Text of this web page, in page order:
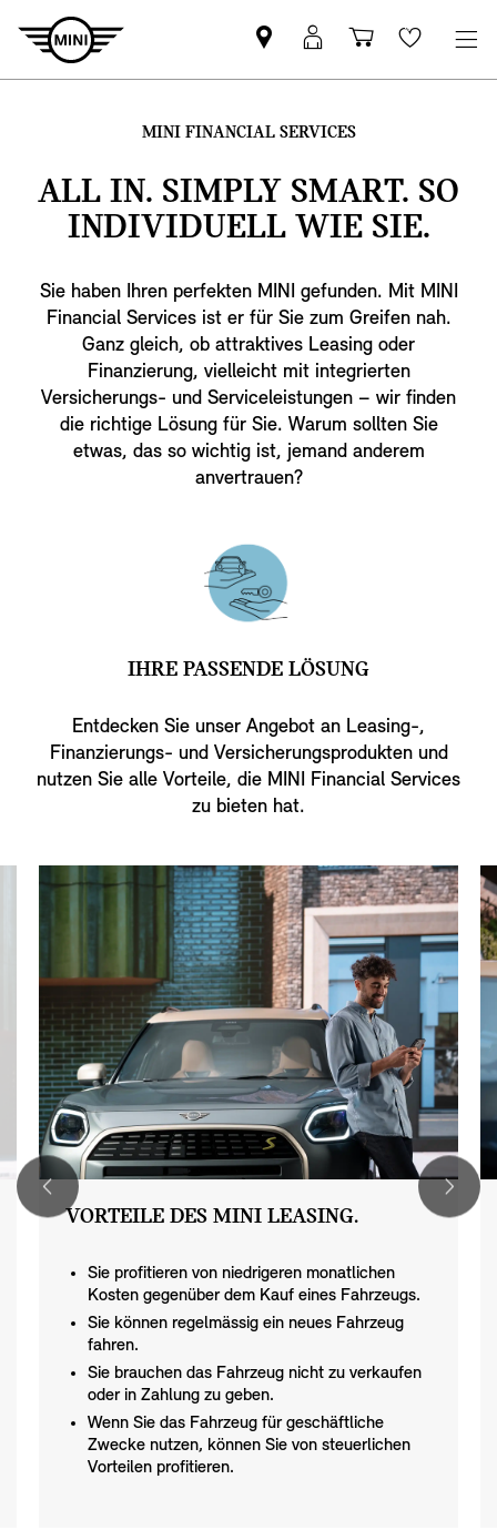
MINI
Partner
MyMini
login
Wishlist
MINI FINANCIAL SERVICES
ALL IN. SIMPLY SMART. SO
INDIVIDUELL WIE SIE.
Sie haben Ihren perfekten MINI gefunden. Mit MINI
Financial Services ist er für Sie zum Greifen nah.
Ganz gleich, ob attraktives Leasing oder
Finanzierung, vielleicht mit integrierten
Versicherungs- und Serviceleistungen – wir finden
die richtige Lösung für Sie. Warum sollten Sie
etwas, das so wichtig ist, jemand anderem
anvertrauen?
IHRE PASSENDE LÖSUNG
Entdecken Sie unser Angebot an Leasing-,
Finanzierungs- und Versicherungsprodukten und
nutzen Sie alle Vorteile, die MINI Financial Services
zu bieten hat.
VORTEILE DES MINI LEASING.
Sie profitieren von niedrigeren monatlichen
Kosten gegenüber dem Kauf eines Fahrzeugs.
Sie können regelmässig ein neues Fahrzeug
fahren.
Sie brauchen das Fahrzeug nicht zu verkaufen
oder in Zahlung zu geben.
Wenn Sie das Fahrzeug für geschäftliche
Zwecke nutzen, können Sie von steuerlichen
Vorteilen profitieren.